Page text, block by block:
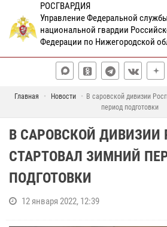
РОСГВАРДИЯ
Управление Федеральной
национальной гвардии
Федерации по Нижегородской
Главная Новости
В саровской дивизии
период подготовки
В САРОВСКОЙ ДИВИЗИИ
СТАРТОВАЛ ЗИМНИЙ
ПОДГОТОВКИ
12 января 2022, 12:39